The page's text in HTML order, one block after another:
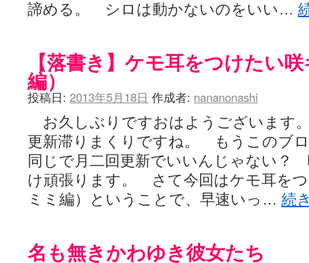
諦める。 シロは動かないのをいい…
【落書き】ケモ耳をつけたい
編）
投稿日: 2013年5月18日 作成者: nananonashi
お久しぶりですおはようございます
更新滞りまくりですね。 もうこのブ
同じで月二回更新でいいんじゃない？
け頑張ります。 さて今回はケモ耳を
ミミ編）ということで、早速いっ… 続
名も無きかわゆき彼女たち